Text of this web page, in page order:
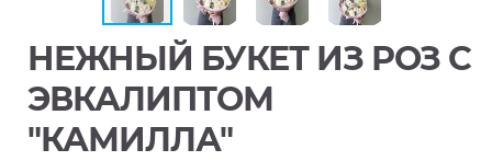
НЕЖНЫЙ БУКЕТ ИЗ РОЗ С
ЭВКАЛИПТОМ
"КАМИЛЛА"